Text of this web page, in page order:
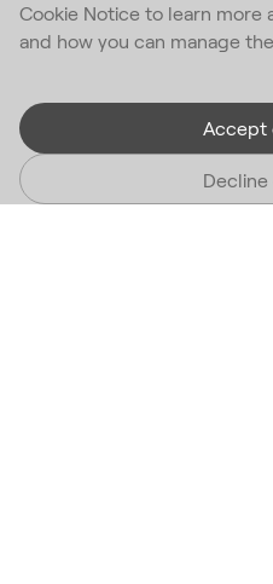
Cookie Notice to learn more
and how you can manage
Accept
Decline